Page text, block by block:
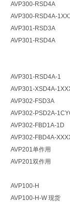
AVP300-RSD4A
AVP300-RSD4A-
AVP301-RSD3A
AVP301-RSD4A
AVP301-RSD4A-1
AVP301-XSD4A-
AVP302-FSD3A
AVP302-PSD2A-
AVP302-FBD1A-
AVP302-FBD4A-
AVP201单作用
AVP201双作用
AVP100-H
AVP100-H-W 现货